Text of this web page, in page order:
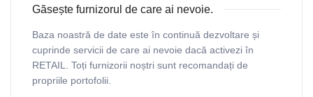
Găsește furnizorul de care ai nevoie.
Baza noastră de date este în continuă dezvoltare și
cuprinde servicii de care ai nevoie dacă activezi în
RETAIL. Toți furnizorii noștri sunt recomandați de
propriile portofolii.